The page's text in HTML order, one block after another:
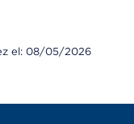
el: 08/05/2026